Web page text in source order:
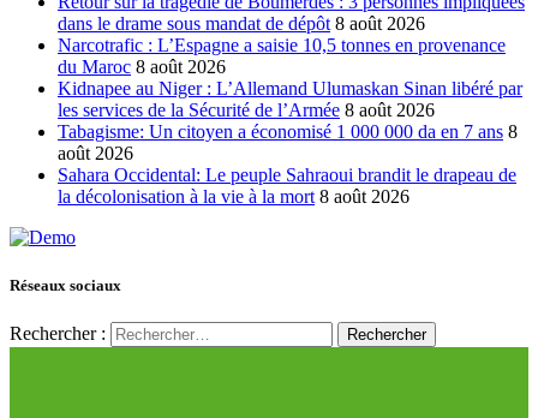
dans le drame sous mandat de dépôt 8 août 2026
Narcotrafic : L’Espagne a saisie 10,5 tonnes en provenance
du Maroc 8 août 2026
Kidnapee au Niger : L’Allemand Ulumaskan Sinan libéré par
les services de la Sécurité de l’Armée 8 août 2026
Tabagisme: Un citoyen a économisé 1 000 000 da en 7 ans 8
août 2026
Sahara Occidental: Le peuple Sahraoui brandit le drapeau de
la décolonisation à la vie à la mort 8 août 2026
Réseaux sociaux
Rechercher :